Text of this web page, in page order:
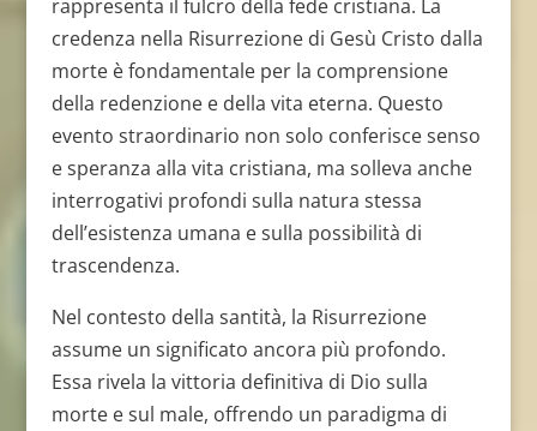
rappresenta il fulcro della fede cristiana. La
credenza nella Risurrezione di Gesù Cristo dalla
morte è fondamentale per la comprensione
della redenzione e della vita eterna. Questo
evento straordinario non solo conferisce senso
e speranza alla vita cristiana, ma solleva anche
interrogativi profondi sulla natura stessa
dell’esistenza umana e sulla possibilità di
trascendenza.
Nel contesto della santità, la Risurrezione
assume un significato ancora più profondo.
Essa rivela la vittoria definitiva di Dio sulla
morte e sul male, offrendo un paradigma di